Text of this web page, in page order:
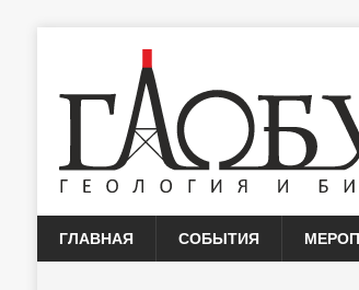
ГЛАВНАЯ СОБЫТИЯ